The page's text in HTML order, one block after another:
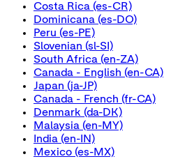
Costa Rica (es-CR)
Dominicana (es-DO)
Peru (es-PE)
Slovenian (sl-SI)
South Africa (en-ZA)
Canada - English (en-CA)
Japan (ja-JP)
Canada - French (fr-CA)
Denmark (da-DK)
Malaysia (en-MY)
India (en-IN)
Mexico (es-MX)